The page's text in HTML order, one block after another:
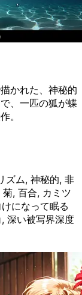
かれた、神秘的
、一匹の狐が蝶
。
ズム, 神秘的, 非
, 百合, カミツ
になって眠る
深い被写界深度